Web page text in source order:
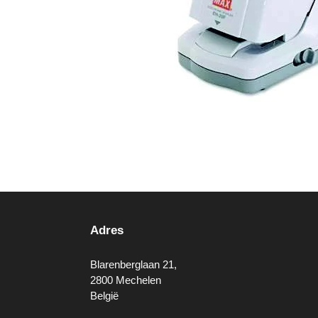
Adres
Blarenberglaan 21,
2800 Mechelen
België